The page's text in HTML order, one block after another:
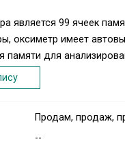
является 99 ячеек
оксиметр имеет
памяти для
к компьютеру по
фиксации значений
быть переданы по
Продам, продаж,
--